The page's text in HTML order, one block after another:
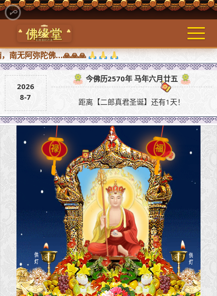
无阿弥陀佛...🙏🙏🙏
2026
8-7
今佛历2570年 马年六月廿五
距离【二郎真君圣诞】还有1天！
福
禄